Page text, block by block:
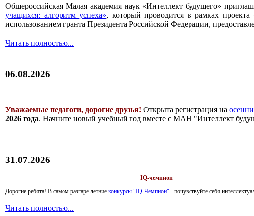
Общероссийская Малая академия наук «Интеллект будущего»
учащихся: алгоритм успеха», который проводится в рамках проекта
использованием гранта Президента Российской Федерации,
Читать полностью...
06.08.2026
Уважаемые педагоги, дорогие друзья! Открыта регистрация на
2026 года. Начните новый учебный год вместе с МАН "Интеллект
31.07.2026
IQ-чемпион
Дорогие ребята! В самом разгаре летние конкурсы "IQ-Чемпион" - почувствуйте себя
Читать полностью...